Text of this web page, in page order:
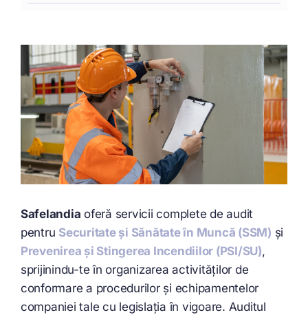
Safelandia oferă servicii complete de audit
pentru Securitate și Sănătate în Muncă (SSM) și
Prevenirea și Stingerea Incendiilor (PSI/SU),
sprijinindu-te în organizarea activităților de
conformare a procedurilor și echipamentelor
companiei tale cu legislația în vigoare. Auditul